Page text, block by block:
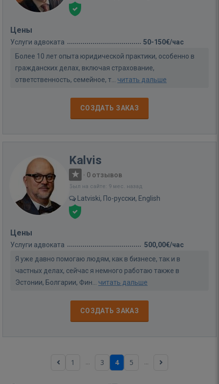
Цены
Услуги адвоката
50-150€/час
Более 10 лет опыта юридической практики, особенно в
гражданских делах, включая страхование,
ответственность, семейное, т... читать дальше
СОЗДАТЬ ЗАКАЗ
Kalvis
· 0 отзывов
Был на сайте: 9 мес. назад
Latviski, По-русски, English
Цены
Услуги адвоката
500,00€/час
Я уже давно помогаю людям, как в бизнесе, так и в
частных делах, сейчас я немного работаю также в
Эстонии, Болгарии, Фин... читать дальше
СОЗДАТЬ ЗАКАЗ
1 ... 3 4 5 ...